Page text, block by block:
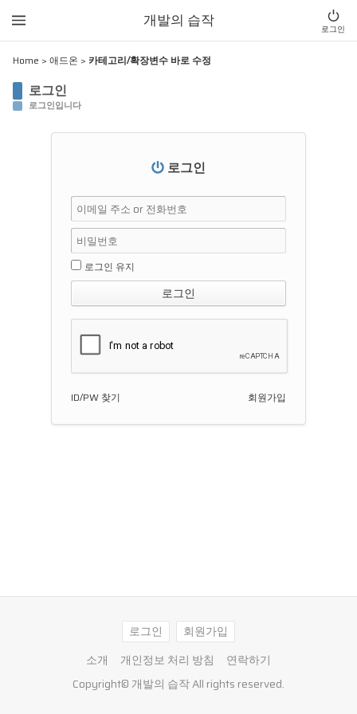
개발의 습작 로그인
Home > 애드온 > 카테고리/확장변수 바로 수정
로그인
로그인입니다
로그인
로그인 유지
ID/PW 찾기 회원가입
로그인
회원가입
소개
개인정보 처리 방침
연락하기
Copyright© 개발의 습작All rights reserved.